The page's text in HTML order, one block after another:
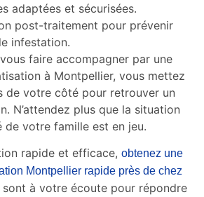
adaptées et sécurisées.
post-traitement pour prévenir
infestation.
faire accompagner par une
à Montpellier, vous mettez
de votre côté pour retrouver un
N’attendez plus que la situation
de votre famille est en jeu.
rapide et efficace, obtenez une
Montpellier rapide près de chez
à votre écoute pour répondre